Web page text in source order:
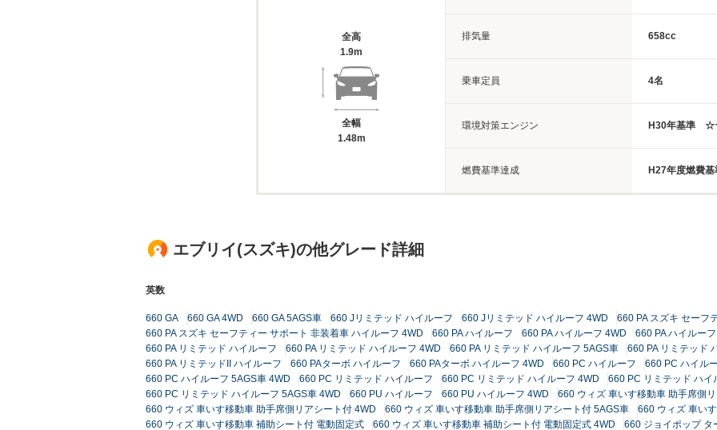
全高
1.9m
全幅
1.48m
排気量 658cc
乗車定員 4名
環境対策エンジン H30年基準
燃費基準達成 H27年度燃費
エブリイ(スズキ)の他グレード詳細
英数
660 GA 660 GA 4WD 660 GA 5AGS車 660 Jリミテッド ハイルーフ 660 Jリミテッド ハイルーフ 4WD
660 PA スズキ セーフ
660 PA スズキ セーフティー サポート 非装着車 ハイルーフ 4WD
660 PA ハイルーフ 660 PA ハイルーフ 4WD 660 PA ハイルー
660 PA リミテッド ハイルーフ
660 PA リミテッド ハイルーフ 4WD 660 PA リミテッド ハイルーフ 5AGS車
660 PA リミテッド
660 PA リミテッドII ハイルーフ
660 PAターボ ハイルーフ 660 PAターボ ハイルーフ 4WD 660 PC ハイルーフ 660 PC ハイル
660 PC ハイルーフ 5AGS車 4WD
660 PC リミテッド ハイルーフ 660 PC リミテッド ハイルーフ 4WD
660 PC リミテッド ハイ
660 PC リミテッド ハイルーフ 5AGS車 4WD
660 PU ハイルーフ 660 PU ハイルーフ 4WD
660 ウィズ 車いす移動車 助手席側
660 ウィズ 車いす移動車 助手席側リアシート付 4WD
660 ウィズ 車いす移動車 助手席側リアシート付 5AGS車
660 ウィズ 車い
660 ウィズ 車いす移動車 補助シート付 電動固定式
660 ウィズ 車いす移動車 補助シート付 電動固定式 4WD 660 ジョイポップ タ